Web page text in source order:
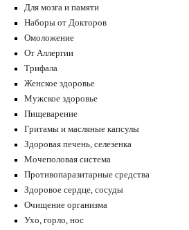
Для мозга и памяти
Наборы от Докторов
Омоложение
От Аллергии
Трифала
Женское здоровье
Мужское здоровье
Пищеварение
Гритамы и масляные капсулы
Здоровая печень, селезенка
Мочеполовая система
Противопаразитарные средства
Здоровое сердце, сосуды
Очищение организма
Ухо, горло, нос